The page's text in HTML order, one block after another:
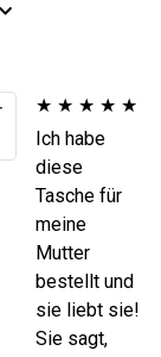
★ ★ ★ ★ ★
Ich habe
diese
Tasche für
meine
Mutter
bestellt und
sie liebt sie!
Sie sagt,